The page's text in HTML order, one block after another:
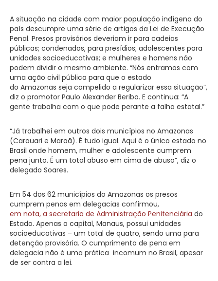
A situação na cidade com maior população indígena do
país descumpre uma série de artigos da Lei de Execução
Penal. Presos provisórios deveriam ir para cadeias
públicas; condenados, para presídios; adolescentes para
unidades socioeducativas; e mulheres e homens não
podem dividir o mesmo ambiente. “Nós entramos com
uma ação civil pública para que o estado
do Amazonas seja compelido a regularizar essa situação”,
diz o promotor Paulo Alexander Beriba. E continua: “A
gente trabalha com o que pode perante a falha estatal.”
“Já trabalhei em outros dois municípios no Amazonas
(Carauari e Maraã). É tudo igual. Aqui é o único estado no
Brasil onde homem, mulher e adolescente cumprem
pena junto. É um total abuso em cima de abuso”, diz o
delegado Soares.
Em 54 dos 62 municípios do Amazonas os presos
cumprem penas em delegacias confirmou,
em nota, a secretaria de Administração Penitenciária do
Estado. Apenas a capital, Manaus, possui unidades
socioeducativas – um total de quatro, sendo uma para
detenção provisória. O cumprimento de pena em
delegacia não é uma prática incomum no Brasil, apesar
de ser contra a lei.